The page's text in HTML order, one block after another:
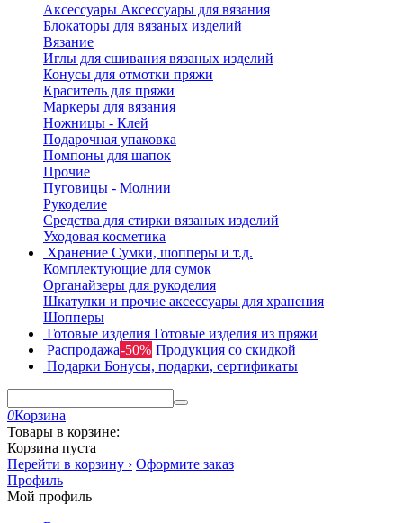
Аксессуары Аксессуары для вязания
Блокаторы для вязаных изделий
Вязание
Иглы для сшивания вязаных изделий
Конусы для отмотки пряжи
Краситель для пряжи
Маркеры для вязания
Ножницы - Клей
Подарочная упаковка
Помпоны для шапок
Прочие
Пуговицы - Молнии
Рукоделие
Средства для стирки вязаных изделий
Уходовая косметика
Хранение Сумки, шопперы и т.д.
Комплектующие для сумок
Органайзеры для рукоделия
Шкатулки и прочие аксессуары для хранения
Шопперы
Готовые изделия Готовые изделия из пряжи
Распродажа-50% Продукция со скидкой
Подарки Бонусы, подарки, сертификаты
0Корзина
Товары в корзине:
Корзина пуста
Перейти в корзину › Оформите заказ
Профиль
Мой профиль